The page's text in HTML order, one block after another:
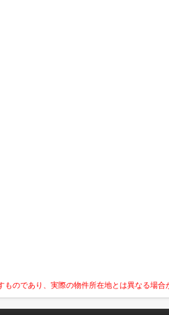
のであり、実際の物件所在地とは異なる場合